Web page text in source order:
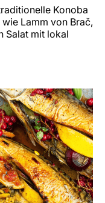
Konoba
Lamm von Brač,
Salat mit lokal